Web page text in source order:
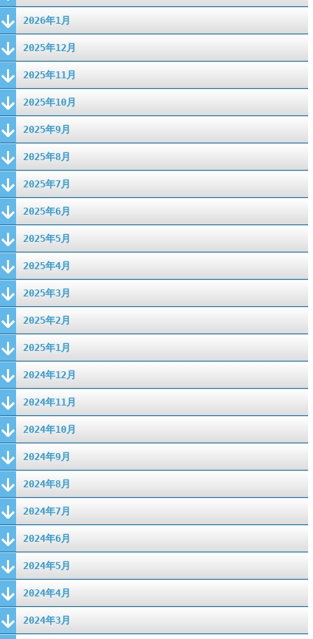
2026年1月
2025年12月
2025年11月
2025年10月
2025年9月
2025年8月
2025年7月
2025年6月
2025年5月
2025年4月
2025年3月
2025年2月
2025年1月
2024年12月
2024年11月
2024年10月
2024年9月
2024年8月
2024年7月
2024年6月
2024年5月
2024年4月
2024年3月